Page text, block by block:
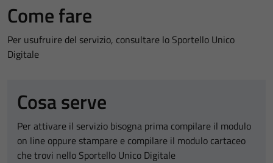
Come fare
Per usufruire del servizio, consultare lo Sportello Unico
Digitale
Cosa serve
Per attivare il servizio bisogna prima compilare il modulo
on line oppure stampare e compilare il modulo cartaceo
che trovi nello Sportello Unico Digitale